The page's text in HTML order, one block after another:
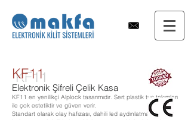
KF11
Elektronik Şifreli Çelik Kasa
KF11 en yenilikçi Alplock tasarımıdır. Sert plastik tuş takımları
ile çok estetiktir ve güven verir.
Standart olarak olay hafızası, dahili led aydınlatma, zemin